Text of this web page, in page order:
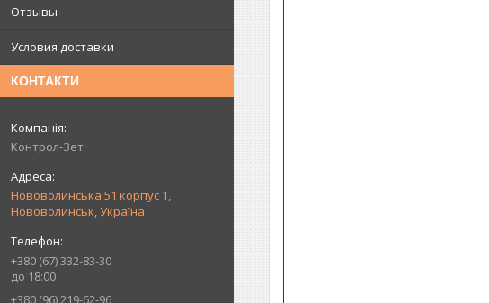
Отзывы
Условия доставки
КОНТАКТИ
Контрол-Зет
Нововолинська 51 корпус 1,
Нововолинськ, Україна
+380 (67) 332-83-30
до 18:00
+380 (96) 219-62-96